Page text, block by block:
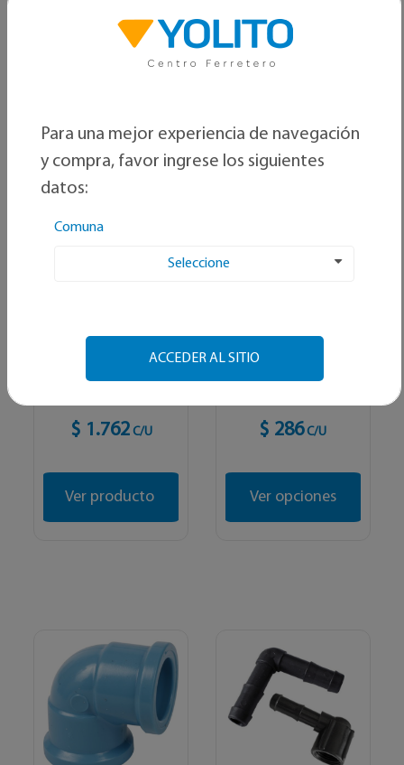
Ver opciones Ver opciones
GENÉRICO
Cartucho gas butano
$ 1.762 C/U
Ver producto
GENÉRICO
Codo sanitario gris
$ 286 C/U
Ver opciones
Para una mejor experiencia de navegación
y compra, favor ingrese los siguientes
datos:
Comuna
Seleccione
ACCEDER AL SITIO